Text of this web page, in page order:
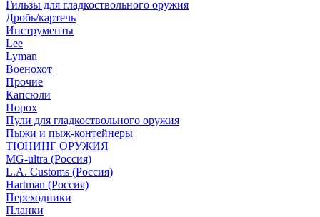
Гильзы для гладкоствольного оружия
Дробь/картечь
Инструменты
Lee
Lyman
Военохот
Прочие
Капсюли
Порох
Пули для гладкоствольного оружия
Пыжи и пыж-контейнеры
ТЮНИНГ ОРУЖИЯ
MG-ultra (Россия)
L.A. Customs (Россия)
Hartman (Россия)
Переходники
Планки